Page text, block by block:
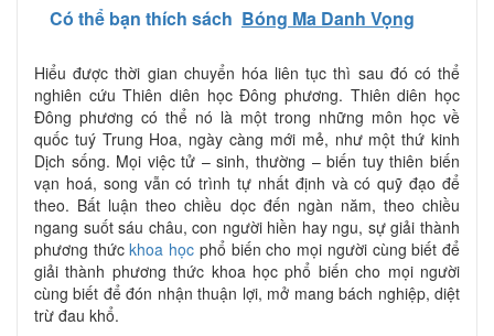
Có thể bạn thích sách Bóng Ma Danh Vọng
Hiểu được thời gian chuyển hóa liên tục thì sau đó có thể
nghiên cứu Thiên diên học Đông phương. Thiên diên học
Đông phương có thể nó là một trong những môn học về
quốc tuý Trung Hoa, ngày càng mới mẻ, như một thứ kinh
Dịch sống. Mọi việc tử – sinh, thường – biến tuy thiên biến
vạn hoá, song vẫn có trình tự nhất định và có quỹ đạo để
theo. Bất luận theo chiều dọc đến ngàn năm, theo chiều
ngang suốt sáu châu, con người hiền hay ngu, sự giải thành
phương thứckhoa học phổ biến cho mọi người cùng biết để
giải thành phương thức khoa học phổ biến cho mọi người
cùng biết để đón nhận thuận lợi, mở mang bách nghiệp, diệt
trừ đau khổ.